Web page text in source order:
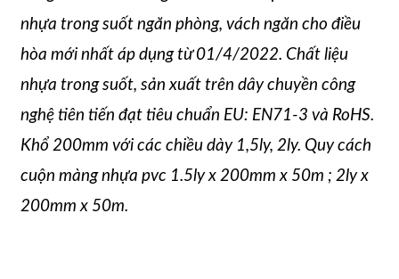
nhựa trong suốt ngăn phòng, vách ngăn cho điều
hòa mới nhất áp dụng từ 01/4/2022. Chất liệu
nhựa trong suốt, sản xuất trên dây chuyền công
nghệ tiên tiến đạt tiêu chuẩn EU: EN71-3 và RoHS.
Khổ 200mm với các chiều dày 1,5ly, 2ly. Quy cách
cuộn màng nhựa pvc 1.5ly x 200mm x 50m ; 2ly x
200mm x 50m.